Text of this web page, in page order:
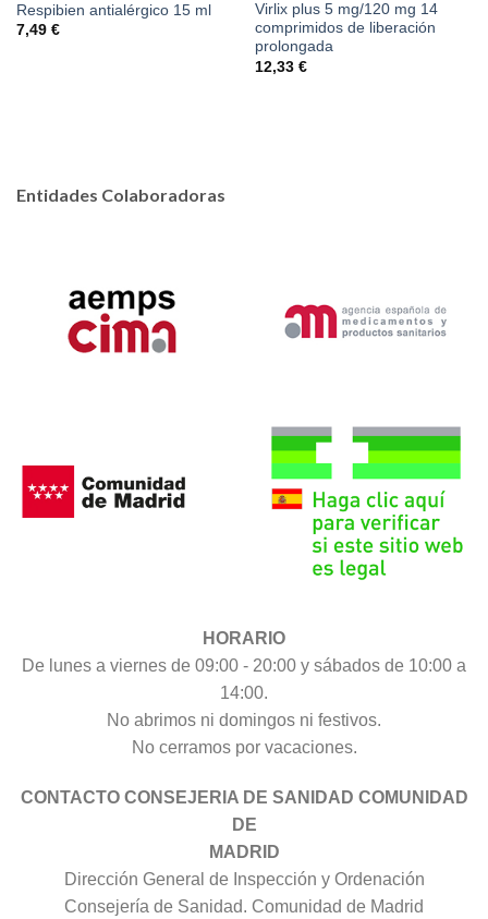
Respibien antialérgico 15 ml
7,49 €
Virlix plus 5 mg/120 mg 14
comprimidos de liberación
prolongada
12,33 €
Entidades Colaboradoras
HORARIO
De lunes a viernes de 09:00 - 20:00 y sábados de 10:00 a
14:00.
No abrimos ni domingos ni festivos.
No cerramos por vacaciones.
CONTACTO CONSEJERIA DE SANIDAD COMUNIDAD
DE
MADRID
Dirección General de Inspección y Ordenación
Consejería de Sanidad. Comunidad de Madrid